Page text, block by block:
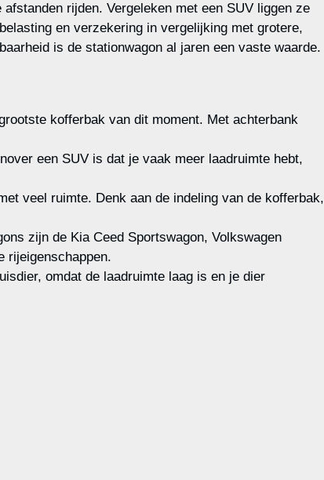
rijden. Vergeleken met een SUV liggen ze
en verzekering in vergelijking met grotere,
is de stationwagon al jaren een vaste waarde.
kofferbak van dit moment. Met achterbank
een SUV is dat je vaak meer laadruimte hebt,
veel ruimte. Denk aan de indeling van de kofferbak,
zijn de Kia Ceed Sportswagon, Volkswagen
rijeigenschappen.
omdat de laadruimte laag is en je dier